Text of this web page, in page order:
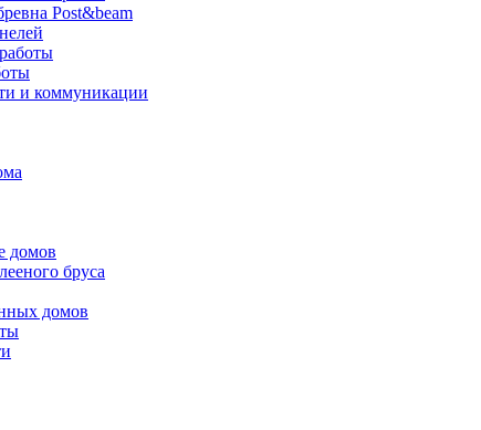
Post&beam
и коммуникации
домов
бруса
домов